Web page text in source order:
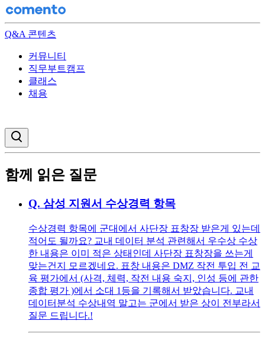
Q&A 콘텐츠
커뮤니티
직무부트캠프
클래스
채용
함께 읽은 질문
Q. 삼성 지원서 수상경력 항목
수상경력 항목에 군대에서 사단장 표창장 받은게 있는데
적어도 될까요? 교내 데이터 분석 관련해서 우수상 수상
한 내용은 이미 적은 상태인데 사단장 표창장을 쓰는게
맞는건지 모르겠네요. 표창 내용은 DMZ 작전 투입 전 교
육 평가에서 (사격, 체력, 작전 내용 숙지, 인성 등에 관한
종합 평가 )에서 소대 1등을 기록해서 받았습니다. 교내
데이터분석 수상내역 말고는 군에서 받은 상이 전부라서
질문 드립니다.!